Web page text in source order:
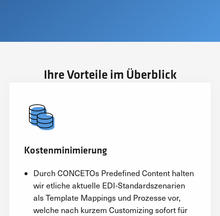
Ihre Vorteile im Überblick
Kostenminimierung
Durch CONCETOs Predefined Content halten
wir etliche aktuelle EDI-Standardszenarien
als Template Mappings und Prozesse vor,
welche nach kurzem Customizing sofort für